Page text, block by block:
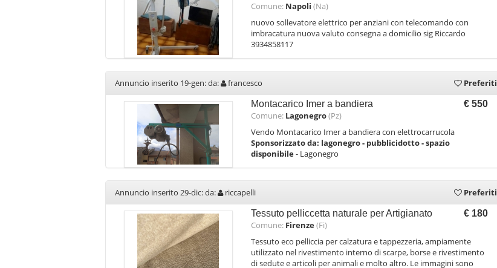
Comune: Napoli (Na)
nuovo sollevatore elettrico per anziani con telecomando con
imbracatura nuova valuto consegna a domicilio sig Riccardo
3934858117
Annuncio inserito 19-gen: da: francesco Preferiti
Montacarico Imer a bandiera € 550
Comune: Lagonegro(Pz)
Vendo Montacarico Imer a bandiera con elettrocarrucola
Sponsorizzato da: lagonegro - pubblicidotto - spazio
disponibile- Lagonegro
Annuncio inserito 29-dic: da: riccapelli Preferiti
Tessuto pelliccetta naturale per Artigianato € 180
Comune: Firenze(Fi)
Tessuto eco pelliccia per calzatura e tappezzeria, ampiamente
utilizzato nel rivestimento interno di scarpe, borse e rivestimento
di sedute e articoli per animali e molto altro. Le immagini sono